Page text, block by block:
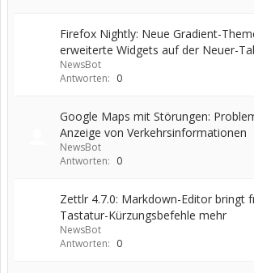
Firefox Nightly: Neue Gradient-
erweiterte Widgets auf der Neuer-
NewsBot
Antworten: 0
Google Maps mit Störungen:
Anzeige von Verkehrsinformationen
NewsBot
Antworten: 0
Zettlr 4.7.0: Markdown-Editor bringt
Tastatur-Kürzungsbefehle mehr
NewsBot
Antworten: 0